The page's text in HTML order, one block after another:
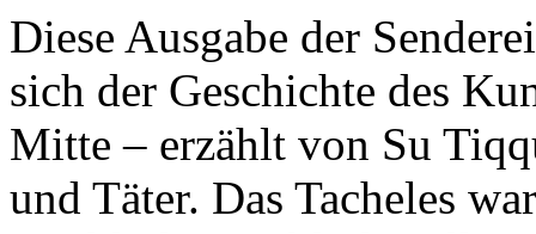
Diese Ausgabe der
sich der Geschichte des
Mitte – erzählt von Su
und Täter. Das Tacheles